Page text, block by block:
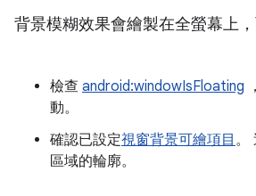
背景模糊效果會繪製在全螢幕上
檢查 android:windowIsFloating
動。
確認已設定視窗背景可繪項目 。
區域的輪廓。